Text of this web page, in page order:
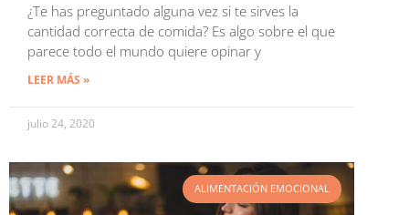
¿Te has preguntado alguna vez si te sirves la
cantidad correcta de comida? Es algo sobre el que
parece todo el mundo quiere opinar y
LEER MÁS »
julio 24, 2020
ALIMENTACIÓN EMOCIONAL